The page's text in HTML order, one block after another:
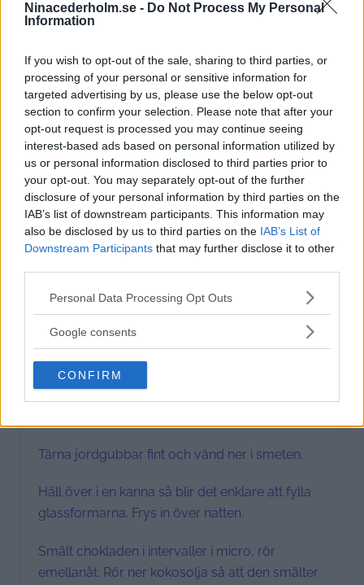
Ninacederholm.se - Do Not Process My Personal
Information
If you wish to opt-out of the sale, sharing to third parties, or
processing of your personal or sensitive information for
targeted advertising by us, please use the below opt-out
section to confirm your selection. Please note that after your
opt-out request is processed you may continue seeing
interest-based ads based on personal information utilized by
us or personal information disclosed to third parties prior to
your opt-out. You may separately opt-out of the further
disclosure of your personal information by third parties on the
IAB’s list of downstream participants. This information may
also be disclosed by us to third parties on the IAB’s List of
Downstream Participants that may further disclose it to other
Please note that this website/app uses one or more Google
not limited to your visit or usage behaviour. You may click to
use your data for below specified purposes in below Google
consent section.
Personal Data Processing Opt Outs
Google consents
CONFIRM
Ingredients
1x 2x 3x
1förp kokosgrädde à 250 ml
0,5 dl cashewsmör
3msk lönnsirap
0,5 tsk vaniljpulver
250 gfärska jordgubbar
200 gmörk choklad
1–1,5 msk kokosolja
1näve rostad flagad mandel – grovt
Instructions
Rör ihop samtliga ingredienser för glassmeten,
enklast är att använda en ballongvisp för att få
Tärna jordgubbar fint och vänd ner i smeten.
Häll över i en kanna så blir det enklare att fylla
glassformarna. Frys in över natten.
Smält chokladen i intervaller i micro, rör
emellanåt. Rör ner kokosolja så att den smälter